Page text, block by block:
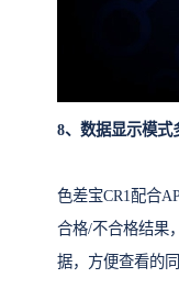
8、数据显示模式
色差宝CR1配合
合格/不合格结果
据，方便查看的